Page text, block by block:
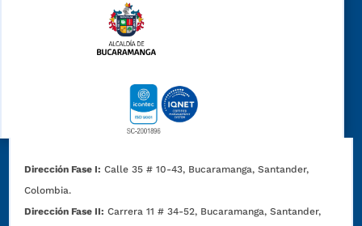
Dirección Fase I: Calle 35 # 10-43, Bucaramanga, Santander,
Colombia.
Dirección Fase II: Carrera 11 # 34-52, Bucaramanga, Santander,